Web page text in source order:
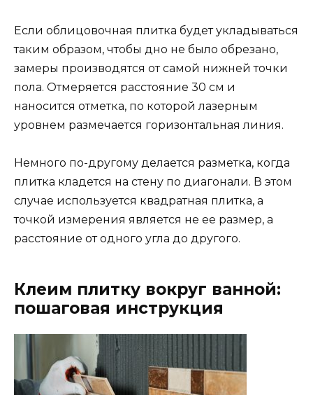
Если облицовочная плитка будет укладываться
таким образом, чтобы дно не было обрезано,
замеры производятся от самой нижней точки
пола. Отмеряется расстояние 30 см и
наносится отметка, по которой лазерным
уровнем размечается горизонтальная линия.
Немного по-другому делается разметка, когда
плитка кладется на стену по диагонали. В этом
случае используется квадратная плитка, а
точкой измерения является не ее размер, а
расстояние от одного угла до другого.
Клеим плитку вокруг ванной:
пошаговая инструкция